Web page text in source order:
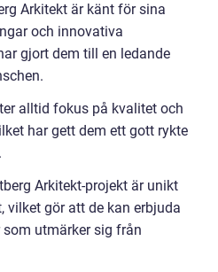
Arkitekt är känt för sina
och innovativa
gjort dem till en ledande
alltid fokus på kvalitet och
har gett dem ett gott rykte
Arkitekt-projekt är unikt
gör att de kan erbjuda
utmärker sig från